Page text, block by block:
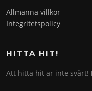
Allmänna villkor
Integritetspolicy
HITTA HIT!
Att hitta hit är inte svårt!